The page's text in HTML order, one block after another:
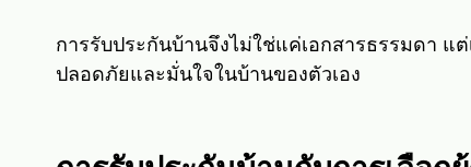
การรับประกันบ้านจึงไม่ใช่แค่เอกสารธรรมดา แ
ปลอดภัยและมั่นใจในบ้านของตัวเอง